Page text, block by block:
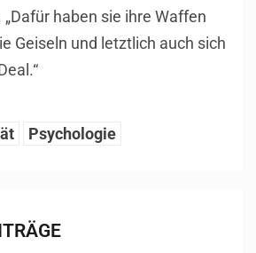
haben sie ihre Waffen
Geiseln und letztlich auch sich
Psychologie